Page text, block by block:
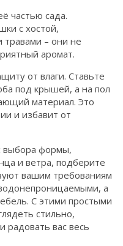
частью сада.
с хостой,
травами – они не
аромат.
от влаги. Ставьте
под крышей, а на пол
материал. Это
и избавит от
выбора формы,
и ветра, подберите
вашим требованиям
а
С этими простыми
стильно,
радовать вас весь